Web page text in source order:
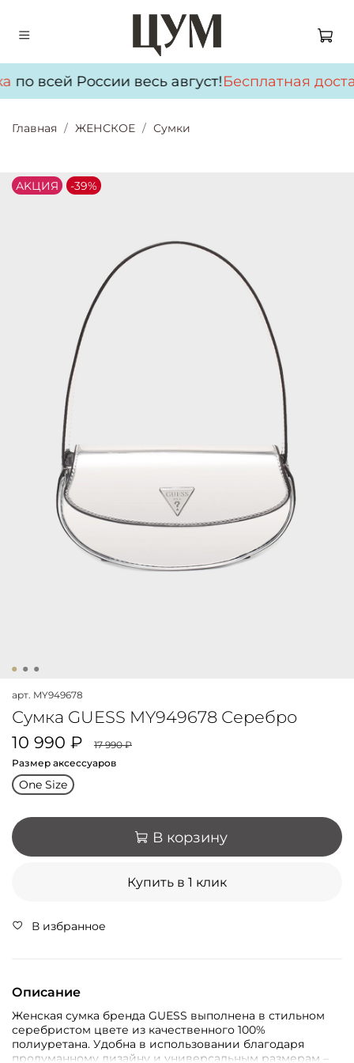
по всей России весь август!Бесплатная
Главная ЖЕНСКОЕ Сумки
АKЦИЯ -39%
арт. MY949678
Сумка GUESS MY949678 Серебро
10 990 ₽
17 990 ₽
Размер аксессуаров
One Size
В корзину
Купить в 1 клик
В избранное
Описание
Женская сумка бренда GUESS выполнена в стильном
серебристом цвете из качественного 100%
полиуретана. Удобна в использовании благодаря
продуманному дизайну и универсальным размерам –